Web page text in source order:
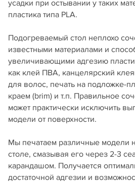
усадки при остывании у таких
пластика типа PLA.
Подогреваемый стол неплохо
известными материалами и
увеличивающими адгезию
как клей ПВА, канцелярский
для волос, печать на подложке-
краем (brim) и т.п. Правильное
может практически исключить
модели от поверхности.
Мы печатаем различные модели
столе, смазывая его через 2-3
карандашом. Получается
достаточной адгезии и